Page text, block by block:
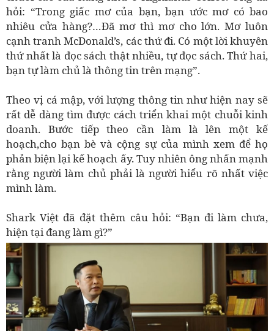
hỏi: “Trong giấc mơ của bạn, bạn ước mơ có bao
nhiêu cửa hàng?…Đã mơ thì mơ cho lớn. Mơ luôn
cạnh tranh McDonald’s, các thứ đi. Có một lời khuyên
thứ nhất là đọc sách thật nhiều, tự đọc sách. Thứ hai,
bạn tự làm chủ là thông tin trên mạng”.
Theo vị cá mập, với lượng thông tin như hiện nay sẽ
rất dễ dàng tìm được cách triển khai một chuỗi kinh
doanh. Bước tiếp theo cần làm là lên một kế
hoạch,cho bạn bè và cộng sự của mình xem để họ
phản biện lại kế hoạch ấy. Tuy nhiên ông nhấn mạnh
rằng người làm chủ phải là người hiểu rõ nhất việc
mình làm.
Shark Việt đã đặt thêm câu hỏi: “Bạn đi làm chưa,
hiện tại đang làm gì?”